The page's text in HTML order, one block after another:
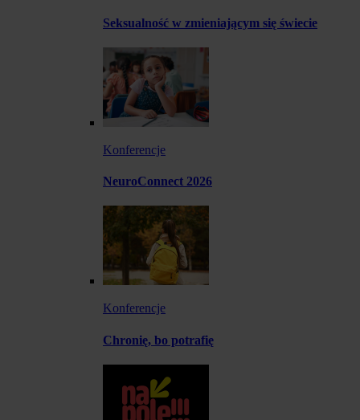
Seksualność w zmieniającym się świecie
Konferencje
NeuroConnect 2026
Konferencje
Chronię, bo potrafię